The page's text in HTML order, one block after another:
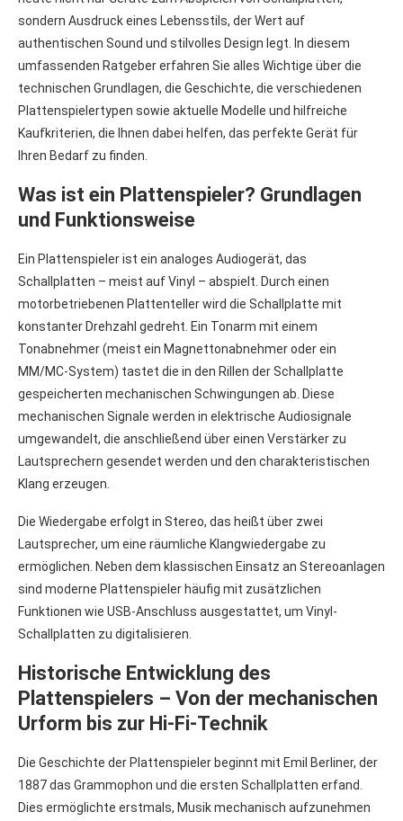
sondern Ausdruck eines Lebensstils, der Wert auf
authentischen Sound und stilvolles Design legt. In diesem
umfassenden Ratgeber erfahren Sie alles Wichtige über die
technischen Grundlagen, die Geschichte, die verschiedenen
Plattenspielertypen sowie aktuelle Modelle und hilfreiche
Kaufkriterien, die Ihnen dabei helfen, das perfekte Gerät für
Ihren Bedarf zu finden.
Was ist ein Plattenspieler? Grundlagen
und Funktionsweise
Ein Plattenspieler ist ein analoges Audiogerät, das
Schallplatten – meist auf Vinyl – abspielt. Durch einen
motorbetriebenen Plattenteller wird die Schallplatte mit
konstanter Drehzahl gedreht. Ein Tonarm mit einem
Tonabnehmer (meist ein Magnettonabnehmer oder ein
MM/MC-System) tastet die in den Rillen der Schallplatte
gespeicherten mechanischen Schwingungen ab. Diese
mechanischen Signale werden in elektrische Audiosignale
umgewandelt, die anschließend über einen Verstärker zu
Lautsprechern gesendet werden und den charakteristischen
Klang erzeugen.
Die Wiedergabe erfolgt in Stereo, das heißt über zwei
Lautsprecher, um eine räumliche Klangwiedergabe zu
ermöglichen. Neben dem klassischen Einsatz an Stereoanlagen
sind moderne Plattenspieler häufig mit zusätzlichen
Funktionen wie USB-Anschluss ausgestattet, um Vinyl-
Schallplatten zu digitalisieren.
Historische Entwicklung des
Plattenspielers – Von der mechanischen
Urform bis zur Hi-Fi-Technik
Die Geschichte der Plattenspieler beginnt mit Emil Berliner, der
1887 das Grammophon und die ersten Schallplatten erfand.
Dies ermöglichte erstmals, Musik mechanisch aufzunehmen